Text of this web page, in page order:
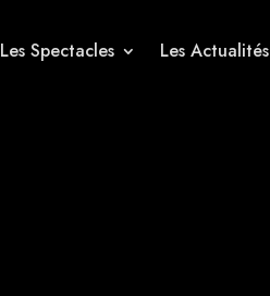
Les Spectacles Les Actualités